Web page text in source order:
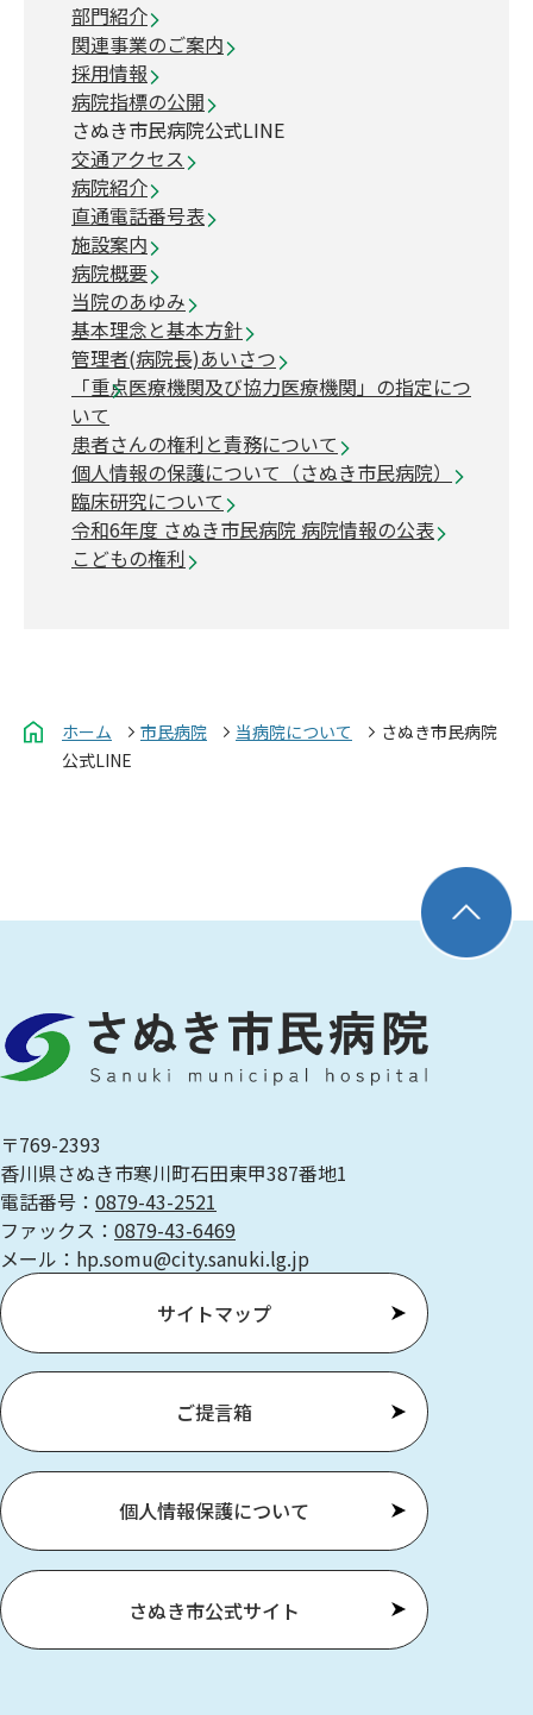
部門紹介
関連事業のご案内
採用情報
病院指標の公開
さぬき市民病院公式LINE
交通アクセス
病院紹介
直通電話番号表
施設案内
病院概要
当院のあゆみ
基本理念と基本方針
管理者(病院長)あいさつ
「重点医療機関及び協力医療機関」の指定につ
いて
患者さんの権利と責務について
個人情報の保護について（さぬき市民病院）
臨床研究について
令和6年度 さぬき市民病院 病院情報の公表
こどもの権利
ホーム 市民病院 当病院について
さぬき市民病院
公式LINE
〒769-2393
香川県さぬき市寒川町石田東甲387番地1
電話番号： 0879-43-2521
ファックス： 0879-43-6469
メール：hp.somu@city.sanuki.lg.jp
サイトマップ
ご提言箱
個人情報保護について
さぬき市公式サイト